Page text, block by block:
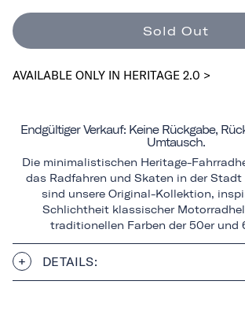
Sold Out
AVAILABLE ONLY IN HERITAGE 2.0 >
Endgültiger Verkauf: Keine Rückgabe,
Umtausch.
Die minimalistischen Heritage-
das Radfahren und Skaten in der
sind unsere Original-Kollektion,
Schlichtheit klassischer
traditionellen Farben der 50er und
DETAILS: